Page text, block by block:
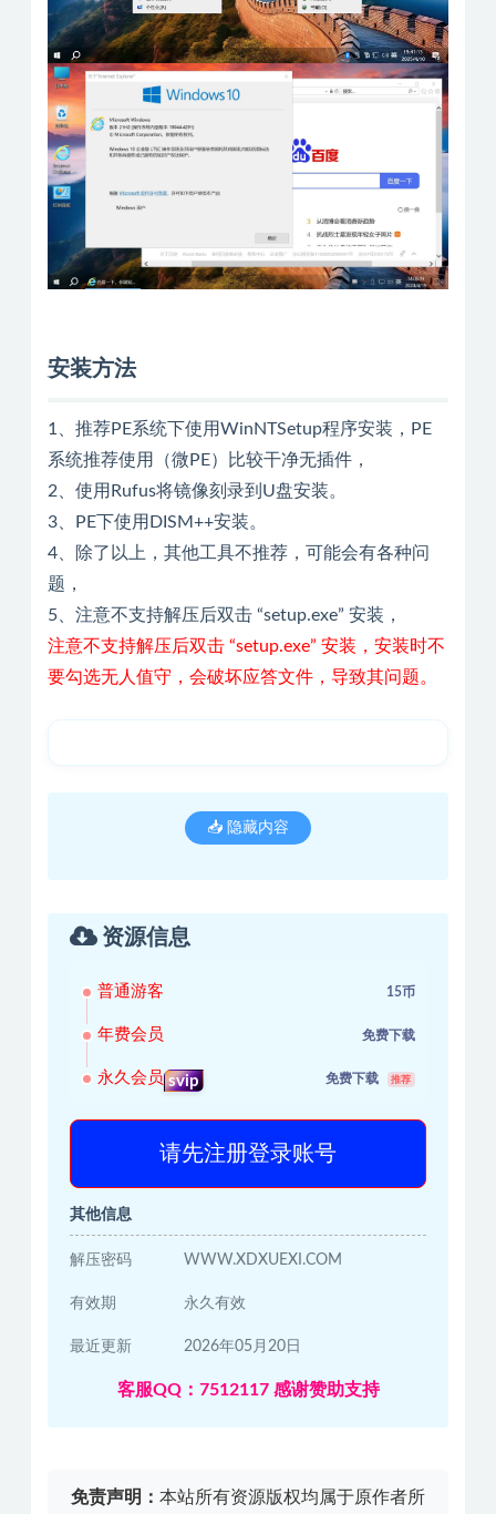
安装方法
1、推荐PE系统下使用WinNTSetup程序安装，PE
系统推荐使用（微PE）比较干净无插件，
2、使用Rufus将镜像刻录到U盘安装。
3、PE下使用DISM++安装。
4、除了以上，其他工具不推荐，可能会有各种问
题，
5、注意不支持解压后双击 “setup.exe” 安装，
注意不支持解压后双击 “setup.exe” 安装，安装时不
要勾选无人值守，会破坏应答文件，导致其问题。
📥 隐藏内容
资源信息
普通游客 15币
年费会员 免费下载
永久会员 svip 免费下载 推荐
请先注册登录账号
其他信息
解压密码 WWW.XDXUEXI.COM
有效期 永久有效
最近更新 2026年05月20日
客服QQ：7512117 感谢赞助支持
免责声明： 本站所有资源版权均属于原作者所